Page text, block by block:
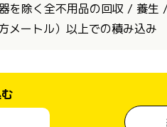
を除く全不用品の回収 / 養生
メートル）以上での積み込み